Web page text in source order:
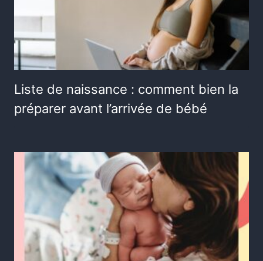
Liste de naissance : comment bien la
préparer avant l’arrivée de bébé